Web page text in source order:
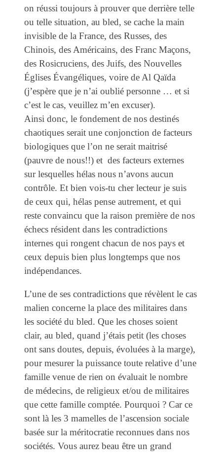
on réussi toujours à prouver que derrière telle
ou telle situation, au bled, se cache la main
invisible de la France, des Russes, des
Chinois, des Américains, des Franc Maçons,
des Rosicruciens, des Juifs, des Nouvelles
Églises Évangéliques, voire de Al Qaïda
(j’espère que je n’ai oublié personne … et si
c’est le cas, veuillez m’en excuser).
Ainsi donc, le fondement de nos destinés
chaotiques serait une conjonction de facteurs
biologiques que l’on ne serait maitrisé
(pauvre de nous!!) et des facteurs externes
sur lesquelles hélas nous n’avons aucun
contrôle. Et bien vois-tu cher lecteur je suis
de ceux qui, hélas pense autrement, et qui
reste convaincu que la raison première de nos
échecs résident dans les contradictions
internes qui rongent chacun de nos pays et
ceux depuis bien plus longtemps que nos
indépendances.
L’une de ses contradictions que révèlent le cas
malien concerne la place des militaires dans
les société du bled. Que les choses soient
clair, au bled, quand j’étais petit (les choses
ont sans doutes, depuis, évoluées à la marge),
pour mesurer la puissance toute relative d’une
famille venue de rien on évaluait le nombre
de médecins, de religieux et/ou de militaires
que cette famille comptée. Pourquoi ? Car ce
sont là les 3 mamelles de l’ascension sociale
basée sur la méritocratie reconnues dans nos
sociétés. Vous aurez beau être un grand